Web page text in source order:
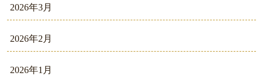
2026年3月
2026年2月
2026年1月